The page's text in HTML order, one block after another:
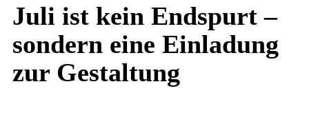
Juli ist kein Endspurt –
sondern eine Einladung
zur Gestaltung